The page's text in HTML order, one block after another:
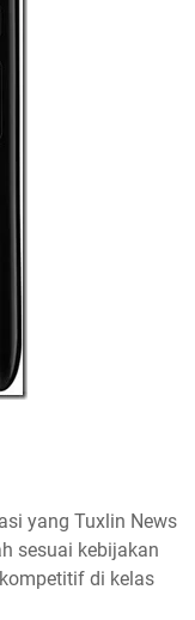
yang Tuxlin News
sesuai kebijakan
di kelas